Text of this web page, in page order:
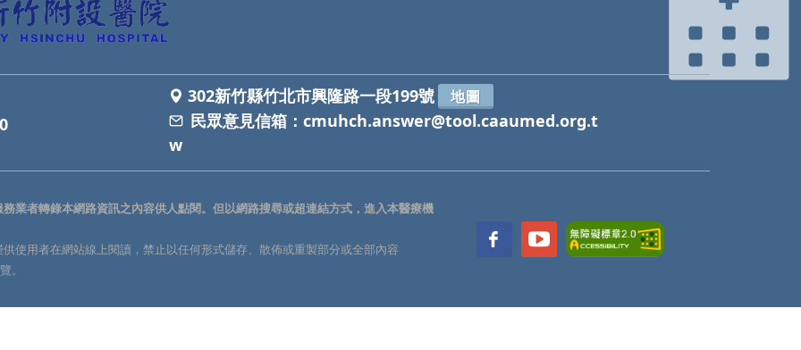
302新竹縣竹北市興隆路一段199號 地圖
民眾意見信箱： cmuhch.answer@tool.caaumed.org.t
w
業者轉錄本網路資訊之內容供人點閱。但以網路搜尋或超連結方式，進入本醫療機
使用者在網站線上閱讀，禁止以任何形式儲存、散佈或重製部分或全部內容
。